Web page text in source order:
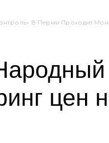
В Перми Проходит
цен